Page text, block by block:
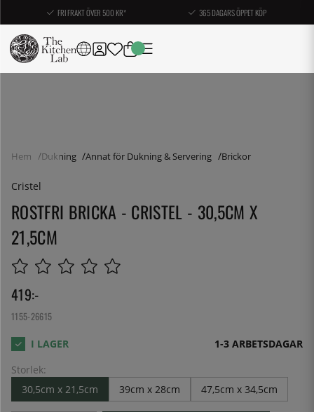
FRI FRAKT ÖVER 500 KR* 365 DAGARS ÖPPET KÖP
Hem Dukning Annat för Dukning & Servering Brickor
Cristel
ROSTFRI BRICKA - CRISTEL - 30,5CM X
21,5CM
419:-
1155-26615
1-3 ARBETSDAGAR
Storlek:
30,5cm x 21,5cm
39cm x 28cm 47,5cm x 34,5cm